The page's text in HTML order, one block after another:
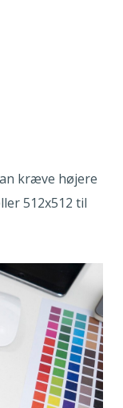
kræve højere
512x512 til